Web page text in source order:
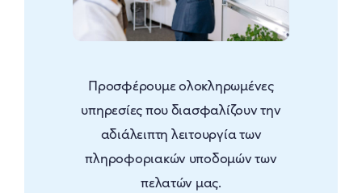
Προσφέρουμε ολοκληρωμένες
υπηρεσίες που διασφαλίζουν την
αδιάλειπτη λειτουργία των
πληροφοριακών υποδομών των
πελατών μας.